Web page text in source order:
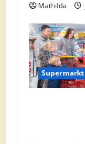
Mathilda
Supermarkt